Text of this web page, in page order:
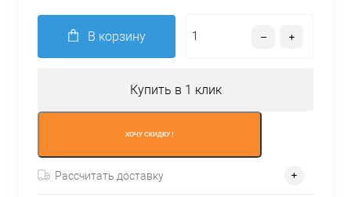
В корзину
Купить в 1 клик
ХОЧУ СКИДКУ !
Рассчитать доставку